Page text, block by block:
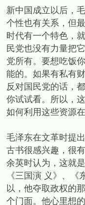
新中国成立以后，
个性也有关系，但
时代有一个特色，
民党也没有力量把
党所有。要想吃饭
能的。如果有私有
反对国民党的话，
你试试看。所以，
如何利用这些资源
毛泽东在文革时提
古书很感兴趣，很
余英时认为，这就
《三国演 义》、
以，他夺取政权的
个门面。他心里想